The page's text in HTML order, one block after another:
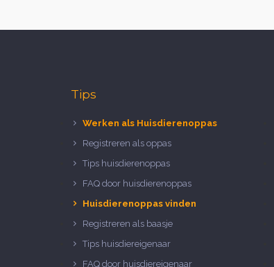
Tips
Werken als Huisdierenoppas
Registreren als oppas
Tips huisdierenoppas
FAQ door huisdierenoppas
Huisdierenoppas vinden
Registreren als baasje
Tips huisdiereigenaar
FAQ door huisdiereigenaar